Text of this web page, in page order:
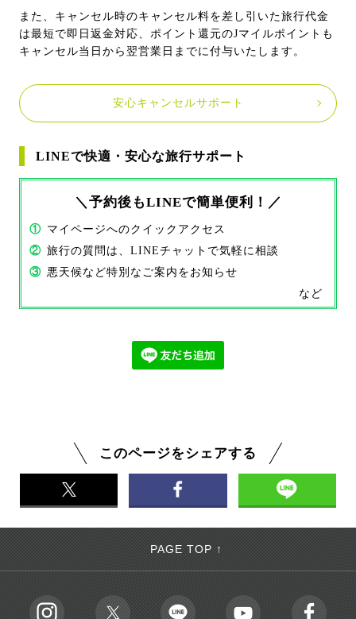
また、キャンセル時のキャンセル料を差し引いた旅行代金
は最短で即日返金対応、ポイント還元のJマイルポイントも
キャンセル当日から翌営業日までに付与いたします。
安心キャンセルサポート
LINEで快適・安心な旅行サポート
＼予約後もLINEで簡単便利！／
① マイページへのクイックアクセス
② 旅行の質問は、LINEチャットで気軽に相談
③ 悪天候など特別なご案内をお知らせ
など
このページをシェアする
PAGE TOP ↑